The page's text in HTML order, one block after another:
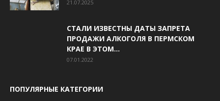
21.07.2025
СТАЛИ ИЗВЕСТНЫ ДАТЫ ЗАПРЕТА
ПРОДАЖИ АЛКОГОЛЯ В ПЕРМСКОМ
КРАЕ В ЭТОМ...
07.01.2022
ПОПУЛЯРНЫЕ КАТЕГОРИИ